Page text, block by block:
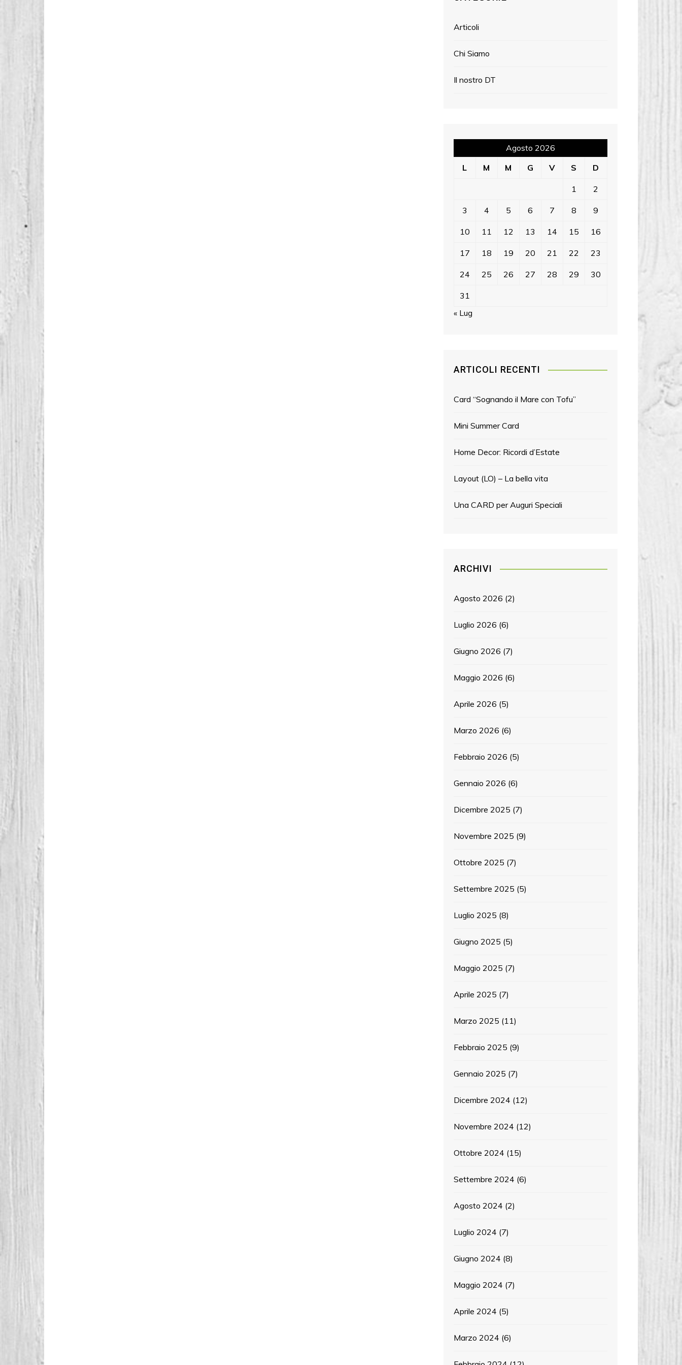
Articoli
Chi Siamo
Il nostro DT
Agosto 2026
L
M M G V S D
1 2
3 4 5 6 7 8 9
10 11 12 13 14 15 16
17 18 19 20 21 22 23
24 25 26 27 28 29 30
31
« Lug
ARTICOLI RECENTI
Card “Sognando il Mare con Tofu”
Mini Summer Card
Home Decor: Ricordi d’Estate
Layout (LO) – La bella vita
Una CARD per Auguri Speciali
ARCHIVI
Agosto 2026 (2)
Luglio 2026 (6)
Giugno 2026 (7)
Maggio 2026 (6)
Aprile 2026 (5)
Marzo 2026 (6)
Febbraio 2026 (5)
Gennaio 2026 (6)
Dicembre 2025 (7)
Novembre 2025 (9)
Ottobre 2025 (7)
Settembre 2025 (5)
Luglio 2025 (8)
Giugno 2025 (5)
Maggio 2025 (7)
Aprile 2025 (7)
Marzo 2025 (11)
Febbraio 2025 (9)
Gennaio 2025 (7)
Dicembre 2024 (12)
Novembre 2024 (12)
Ottobre 2024 (15)
Settembre 2024 (6)
Agosto 2024 (2)
Luglio 2024 (7)
Giugno 2024 (8)
Maggio 2024 (7)
Aprile 2024 (5)
Marzo 2024 (6)